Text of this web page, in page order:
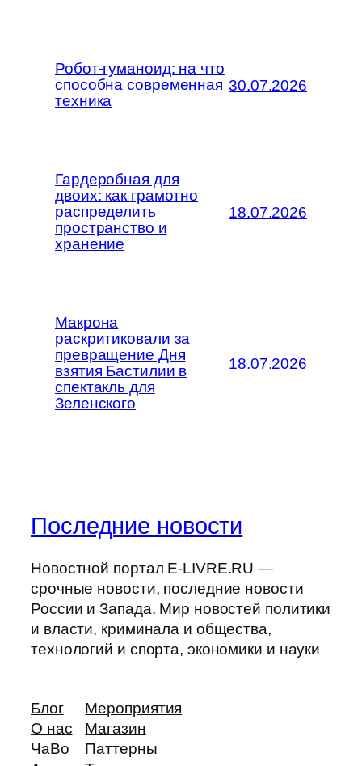
Робот-гуманоид: на что
способна современная
техника
30.07.2026
Гардеробная для
двоих: как грамотно
распределить
пространство и
хранение
18.07.2026
Макрона
раскритиковали за
превращение Дня
взятия Бастилии в
спектакль для
Зеленского
18.07.2026
Последние новости
Новостной портал E-LIVRE.RU —
срочные новости, последние новости
России и Запада. Мир новостей политики
и власти, криминала и общества,
технологий и спорта, экономики и науки
Блог
О нас
ЧаВо
Мероприятия
Магазин
Паттерны